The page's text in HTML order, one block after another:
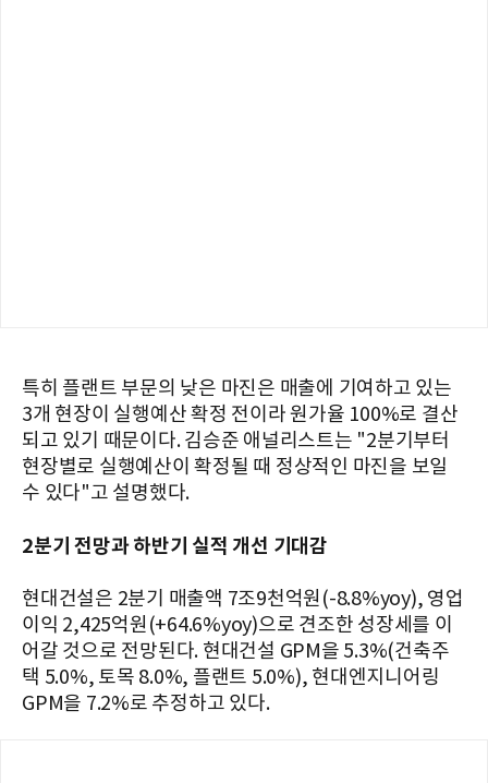
특히 플랜트 부문의 낮은 마진은 매출에 기여하고 있는
3개 현장이 실행예산 확정 전이라 원가율 100%로 결산
되고 있기 때문이다. 김승준 애널리스트는 "2분기부터
현장별로 실행예산이 확정될 때 정상적인 마진을 보일
수 있다"고 설명했다.
2분기 전망과 하반기 실적 개선 기대감
현대건설은 2분기 매출액 7조9천억원(-8.8%yoy), 영업
이익 2,425억원(+64.6%yoy)으로 견조한 성장세를 이
어갈 것으로 전망된다. 현대건설 GPM을 5.3%(건축주
택 5.0%, 토목 8.0%, 플랜트 5.0%), 현대엔지니어링
GPM을 7.2%로 추정하고 있다.